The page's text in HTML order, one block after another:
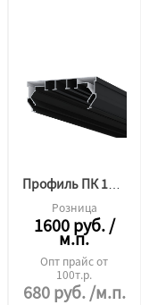
Профиль ПК 14 гардина 2х рядная (3,6м) 30мм ЧЁРНЫЙ
Розница
1600руб./
м.п.
Опт прайс от
100т.р.
680руб./м.п.